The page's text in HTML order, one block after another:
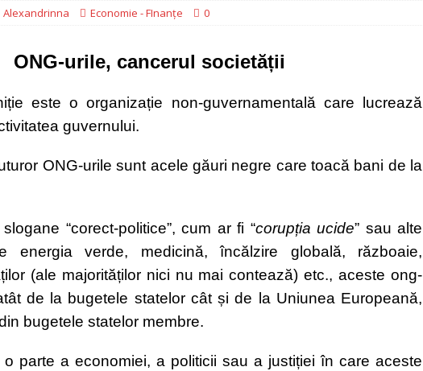
2026 ] CONSTRUIM PUNȚI ÎNTRE OAMENI și SOLUȚII la PROBLEME
Alexandrinna Economie - FInanțe 0
ONG-urile, cancerul societății
este o organizație non-guvernamentală care lucrează
guvernului.
ONG-urile sunt acele găuri negre care toacă bani de la
“corect-politice”, cum ar fi “corupția ucide” sau alte
energia verde, medicină, încălzire globală, războaie,
(ale majorităților nici nu mai contează) etc., aceste ong-
de la bugetele statelor cât și de la Uniunea Europeană,
bugetele statelor membre.
parte a economiei, a politicii sau a justiției în care aceste